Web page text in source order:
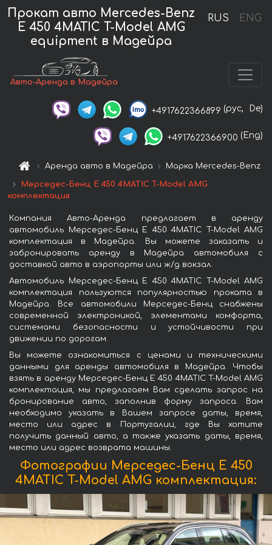
RUS ENG
Прокат авто Mercedes-Benz
E 450 4MATIC T-Model AMG
equipment в Мадейра
Авто-Аренда в Мадейра
+4917622366899 (рус, De)
+4917622366900 (Eng)
Аренда авто в Мадейра Марка Mercedes-Benz
Мерседес-Бенц E 450 4MATIC T-Model AMG
комплектация
Компания Авто-Аренда предлагает в аренду
автомобиль Мерседес-Бенц E 450 4MATIC T-Model AMG
комплектация в Мадейра. Вы можете заказать и
забронировать аренду в Мадейра автомобиля с
доставкой авто в аэропорты или ж/д вокзал.
Автомобиль Мерседес-Бенц E 450 4MATIC T-Model AMG
комплектация пользуются популярностью проката в
Мадейра. Все автомобили Мерседес-Бенц снабжены
современной электроникой, элементами комфорта,
системами безопасности и устойчивости при
движении по дорогам.
Вы можете ознакомиться с ценами и техническими
данными для аренды автомобиля в Мадейра. Чтобы
взять в аренду Мерседес-Бенц E 450 4MATIC T-Model AMG
комплектация, мы предлагаем Вам сделать запрос на
бронирование авто, заполнив форму запроса. Вам
необходимо указать в Вашем запросе даты, время,
место или адрес в Португалии, где Вы хотите
получить данный авто, а также указать даты, время,
место или адрес возврата машины.
Фотографии Мерседес-Бенц E 450
4MATIC T-Model AMG комплектация: